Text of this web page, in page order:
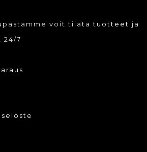
voit tilatatuotteet ja
24/7